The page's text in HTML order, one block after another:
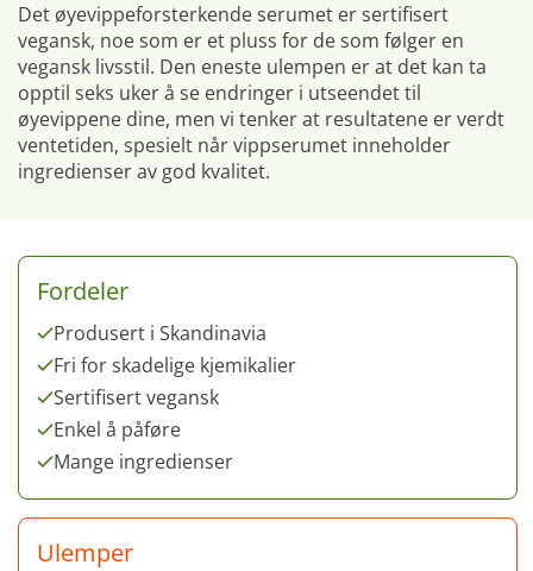
Det øyevippeforsterkende serumet er sertifisert
vegansk, noe som er et pluss for de som følger en
vegansk livsstil. Den eneste ulempen er at det kan ta
opptil seks uker å se endringer i utseendet til
øyevippene dine, men vi tenker at resultatene er verdt
ventetiden, spesielt når vippserumet inneholder
ingredienser av god kvalitet.
Fordeler
Produsert i Skandinavia
Fri for skadelige kjemikalier
Sertifisert vegansk
Enkel å påføre
Mange ingredienser
Ulemper